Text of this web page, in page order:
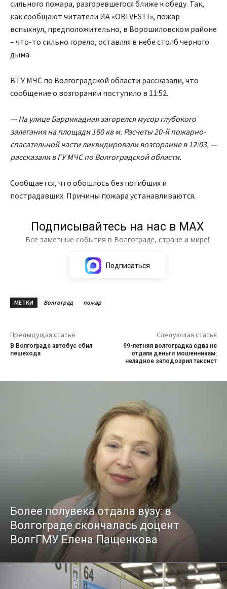
сильного пожара, разгоревшегося ближе к обеду. Так,
как сообщают читатели ИА «ОBLVESTI», пожар
вспыхнул, предположительно, в Ворошиловском районе
– что-то сильно горело, оставляя в небе столб черного
дыма.
В ГУ МЧС по Волгоградской области рассказали, что
сообщение о возгорании поступило в 11:52.
— На улице Баррикадная загорелся мусор глубокого
залегания на площади 160 кв м. Расчеты 20-й пожарно-
спасательной части ликвидировали возгорание в 12:03, —
рассказали в ГУ МЧС по Волгоградской области.
Сообщается, что обошлось без погибших и
пострадавших. Причины пожара устанавливаются.
Подписывайтесь на нас в МАХ
Все заметные события в Волгограде, стране и мире!
Подписаться
МЕТКИ Волгоград пожар
Предыдущая статья
В Волгограде автобус сбил
пешехода
Следующая статья
99-летняя волгоградка едва не
отдала деньги мошенникам:
неладное заподозрил таксист
Более полувека отдала вузу: в
Волгограде скончалась доцент
ВолгГМУ Елена Пащенкова